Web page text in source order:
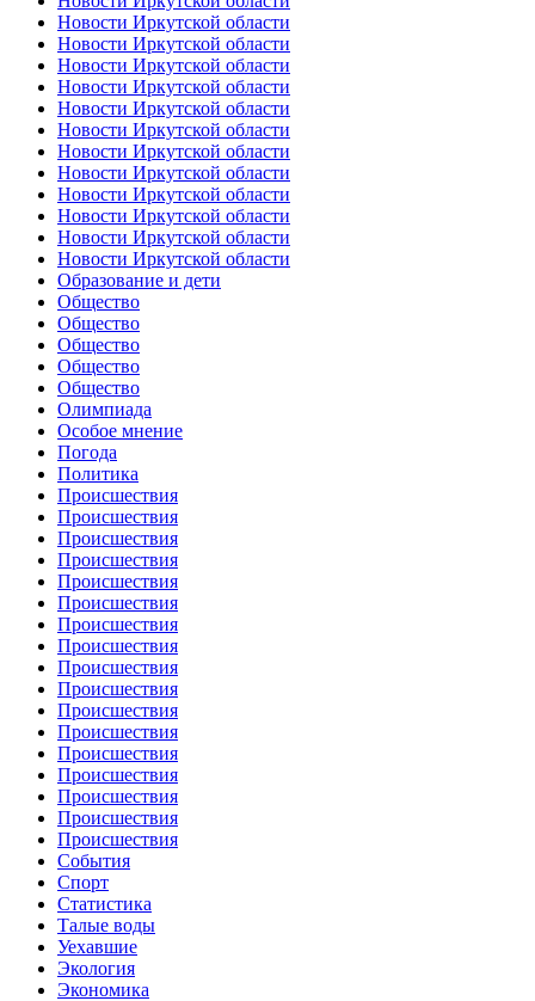
Новости Иркутской области
Новости Иркутской области
Новости Иркутской области
Новости Иркутской области
Новости Иркутской области
Новости Иркутской области
Новости Иркутской области
Новости Иркутской области
Новости Иркутской области
Новости Иркутской области
Новости Иркутской области
Новости Иркутской области
Образование и дети
Общество
Общество
Общество
Общество
Общество
Олимпиада
Особое мнение
Погода
Политика
Происшествия
Происшествия
Происшествия
Происшествия
Происшествия
Происшествия
Происшествия
Происшествия
Происшествия
Происшествия
Происшествия
Происшествия
Происшествия
Происшествия
Происшествия
Происшествия
Происшествия
События
Спорт
Статистика
Талые воды
Уехавшие
Экология
Экономика